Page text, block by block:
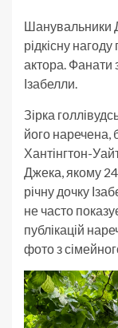
Шанувальники
рідкісну
актора.
Ізабелли.
Зірка
його наречена,
Хантінгтон-
Джека, якому 24
річну дочку
не часто
публікацій
фото з